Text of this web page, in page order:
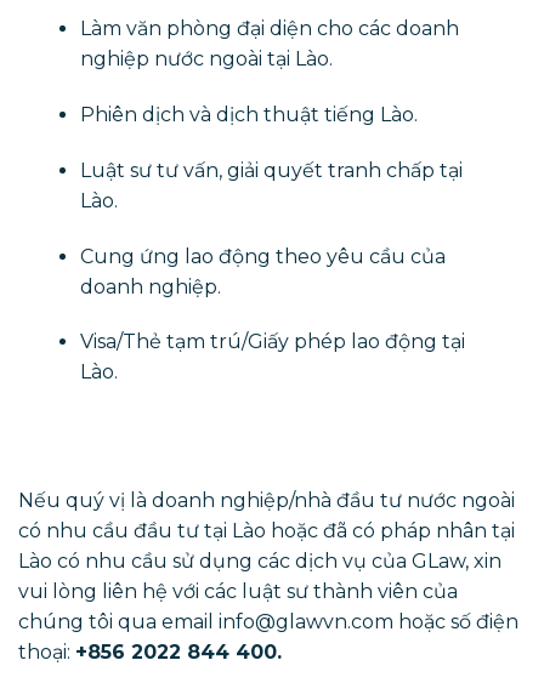
Làm văn phòng đại diện cho các doanh
nghiệp nước ngoài tại Lào.
​Phiên dịch và dịch thuật tiếng Lào.
Luật sư tư vấn, giải quyết tranh chấp tại
Lào.
Cung ứng lao động theo yêu cầu của
doanh nghiệp.
Visa/Thẻ tạm trú/Giấy phép lao động tại
Lào.
Nếu quý vị là doanh nghiệp/nhà đầu tư nước ngoài
có nhu cầu đầu tư tại Lào hoặc đã có pháp nhân tại
Lào có nhu cầu sử dụng các dịch vụ của GLaw, xin
vui lòng liên hệ với các luật sư thành viên của
chúng tôi qua email info@glawvn.com hoặc số điện
thoại: +856 2022 844 400.